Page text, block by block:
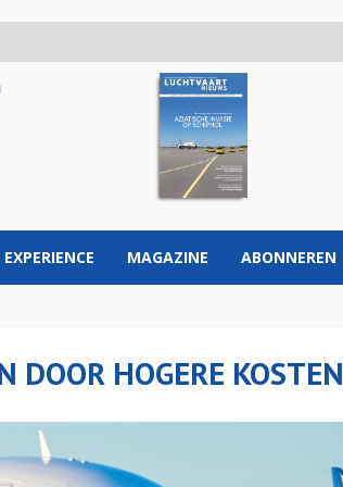
EXPERIENCE MAGAZINE ABONNEREN
HOGERE KOSTEN